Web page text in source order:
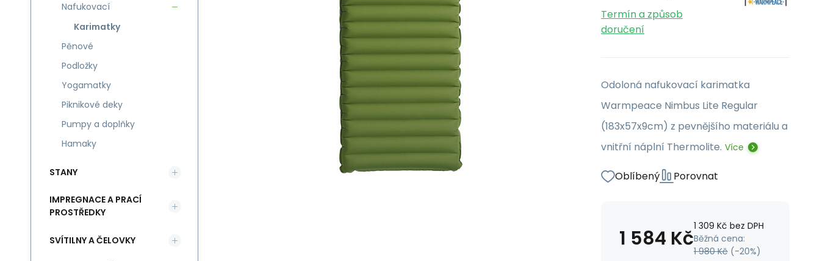
Termín a způsob
doručení
Odoloná nafukovací karimatka
Warmpeace Nimbus Lite Regular
(183x57x9cm) z pevnějšího materiálu a
vnitřní náplní Thermolite. Více
Oblíbený Porovnat
1 584 Kč1 309 Kč bez DPH
Běžná cena:
1 980 Kč (-20%)
Nafukovací
Karimatky
Pěnové
Podložky
Yogamatky
Piknikové deky
Pumpy a doplňky
Hamaky
STANY
IMPREGNACE A PRACÍ
PROSTŘEDKY
SVÍTILNY A ČELOVKY